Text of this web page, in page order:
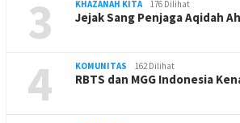
3 KHAZANAH KITA 176 Dilihat
Jejak Sang Penjaga Aqidah
4 KOMUNITAS 162 Dilihat
RBTS dan MGG Indonesia